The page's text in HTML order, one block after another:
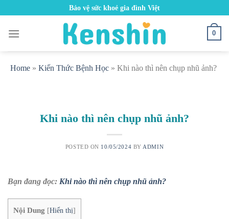
content
Bảo vệ sức khoẻ gia đình Việt
0
Home » Kiến Thức Bệnh Học » Khi nào thì nên chụp nhũ ảnh?
Khi nào thì nên chụp nhũ ảnh?
POSTED ON 10/05/2024 BY ADMIN
Bạn đang đọc: Khi nào thì nên chụp nhũ ảnh?
Nội Dung [Hiển thị]